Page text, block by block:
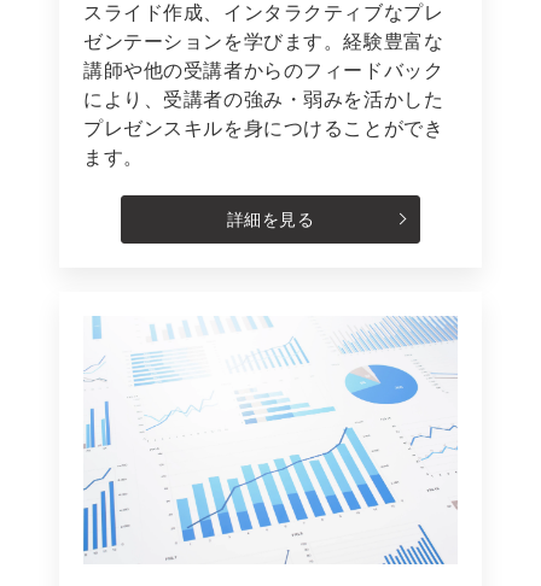
スライド作成、インタラクティブなプレ
ゼンテーションを学びます。経験豊富な
講師や他の受講者からのフィードバック
により、受講者の強み・弱みを活かした
プレゼンスキルを身につけることができ
ます。
詳細を見る